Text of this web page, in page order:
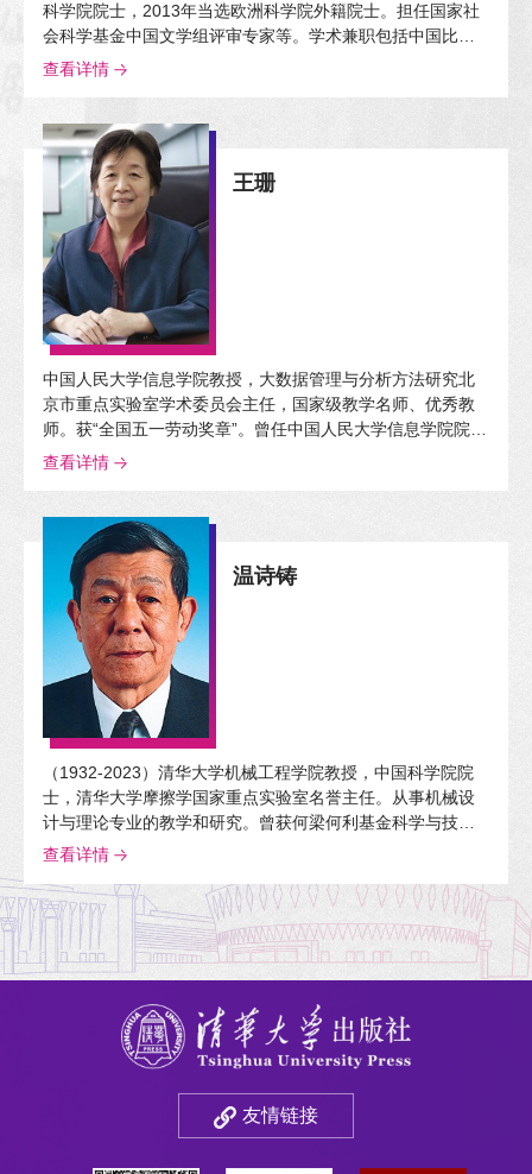
科学院院士，2013年当选欧洲科学院外籍院士。担任国家社
会科学基金中国文学组评审专家等。学术兼职包括中国比较
文学学会会长，中国中外文艺理论学会副会长，中国文艺理
查看详情
王珊
中国人民大学信息学院教授，大数据管理与分析方法研究北
京市重点实验室学术委员会主任，国家级教学名师、优秀教
师。获“全国五一劳动奖章”。曾任中国人民大学信息学院院
长、中国计算机学会副理事长、中国计算机学会数据库专业
30多部。
查看详情
温诗铸
（1932-2023）清华大学机械工程学院教授，中国科学院院
士，清华大学摩擦学国家重点实验室名誉主任。从事机械设
计与理论专业的教学和研究。曾获何梁何利基金科学与技术
进步奖、中国机械工程学会摩擦学分会最高成就奖、机械工
2015 TribologyGold Medal等26种奖项。出版学术著作《摩
擦学原理》《界面力学》等7部。
查看详情
友情链接